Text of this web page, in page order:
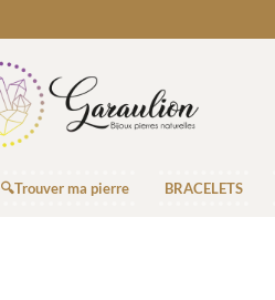
🔍Trouver ma pierre BRACELETS